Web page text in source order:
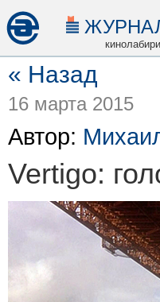
« Назад
16 марта 2015
Автор:
Vertigo: